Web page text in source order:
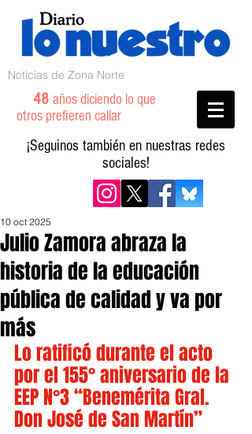
Noticias de Zona Norte
48 años diciendo lo que
otros prefieren callar
¡Seguinos también en nuestras redes
sociales!
Julio Zamora abraza la
historia de la educación
pública de calidad y va por
más
10 oct 2025
Lo ratificó durante el acto
por el 155° aniversario de la
EEP N°3 “Benemérita Gral.
Don José de San Martín”